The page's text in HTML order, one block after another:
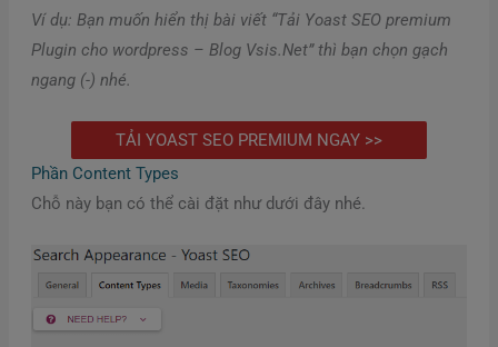
Ví dụ: Bạn muốn hiển thị bài viết “Tải Yoast SEO premium
Plugin cho wordpress – Blog Vsis.Net” thì bạn chọn gạch
ngang (-) nhé.
TẢI YOAST SEO PREMIUM NGAY >>
Phần Content Types
Chỗ này bạn có thể cài đặt như dưới đây nhé.